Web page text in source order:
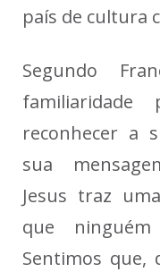
país de cultura
Segundo
reconhecer a
sua
Jesus traz
que
Sentimos que,